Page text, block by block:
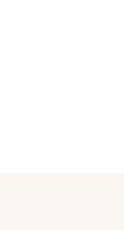
sur LinkedIn